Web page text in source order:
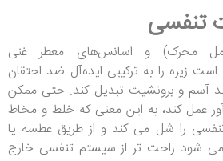
تنفسی
محرک) و اسانس‌های معطر غنی
زیره را به ترکیبی ایده‌آل ضد احتقان
آسم و برونشیت تبدیل کند. حتی ممکن
عمل کند، به این معنی که خلط و مخاط
را شل می کند و از طریق عطسه یا
شود راحت تر از سیستم تنفسی خارج